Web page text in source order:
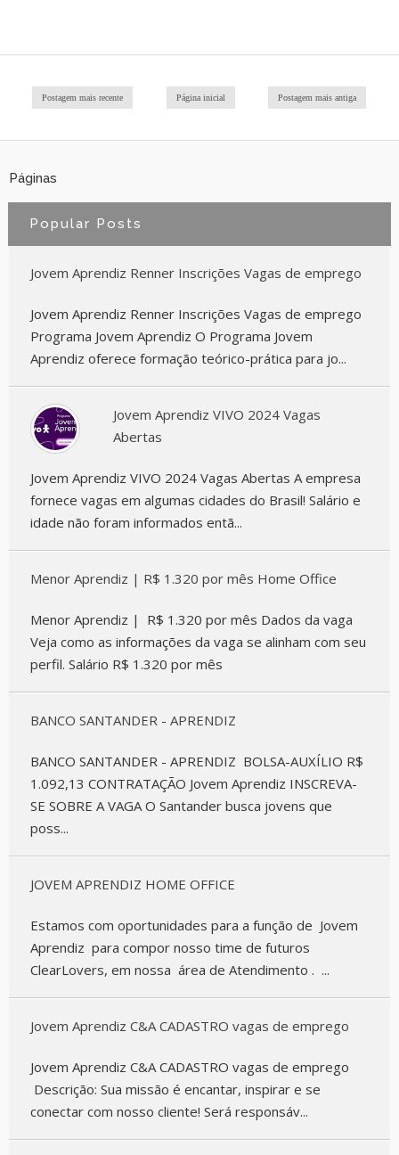
Postagem mais recente Postagem mais antiga
Página inicial
Páginas
Popular Posts
Jovem Aprendiz Renner Inscrições Vagas de emprego
Jovem Aprendiz Renner Inscrições Vagas de emprego
Programa Jovem Aprendiz O Programa Jovem
Aprendiz oferece formação teórico-prática para jo...
Jovem Aprendiz VIVO 2024 Vagas
Abertas
Jovem Aprendiz VIVO 2024 Vagas Abertas A empresa
fornece vagas em algumas cidades do Brasil! Salário e
idade não foram informados entã...
Menor Aprendiz | R$ 1.320 por mês Home Office
Menor Aprendiz | R$ 1.320 por mês Dados da vaga
Veja como as informações da vaga se alinham com seu
perfil. Salário R$ 1.320 por mês
BANCO SANTANDER - APRENDIZ
BANCO SANTANDER - APRENDIZ BOLSA-AUXÍLIO R$
1.092,13 CONTRATAÇÃO Jovem Aprendiz INSCREVA-
SE SOBRE A VAGA O Santander busca jovens que
poss...
JOVEM APRENDIZ HOME OFFICE
Estamos com oportunidades para a função de Jovem
Aprendiz para compor nosso time de futuros
ClearLovers, em nossa área de Atendimento . ...
Jovem Aprendiz C&A CADASTRO vagas de emprego
Jovem Aprendiz C&A CADASTRO vagas de emprego
Descrição: Sua missão é encantar, inspirar e se
conectar com nosso cliente! Será responsáv...